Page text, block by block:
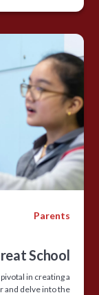
Parents
School?
in creating a
and delve into the